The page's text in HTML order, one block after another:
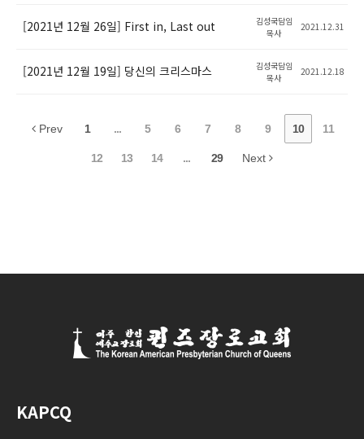
[2021년 12월 26일] First in, Last out
김성국담임
목사
2021.12.31
[2021년 12월 19일] 당신의 크리스마스
김성국담임
목사
2021.12.18
Prev 1 ... 5 6 7 8 9 10 11
12 13 14 ... 29 Next
KAPCQ